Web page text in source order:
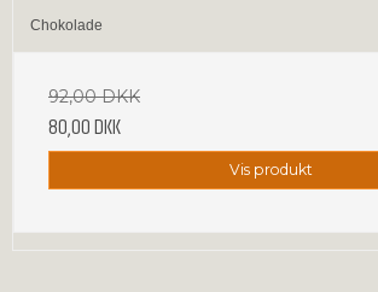
Chokolade
92,00 DKK
80,00 DKK
Vis produkt